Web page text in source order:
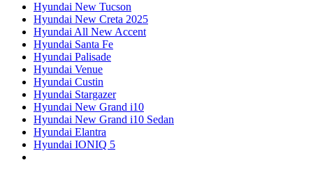
Hyundai New Tucson
Hyundai New Creta 2025
Hyundai All New Accent
Hyundai Santa Fe
Hyundai Palisade
Hyundai Venue
Hyundai Custin
Hyundai Stargazer
Hyundai New Grand i10
Hyundai New Grand i10 Sedan
Hyundai Elantra
Hyundai IONIQ 5